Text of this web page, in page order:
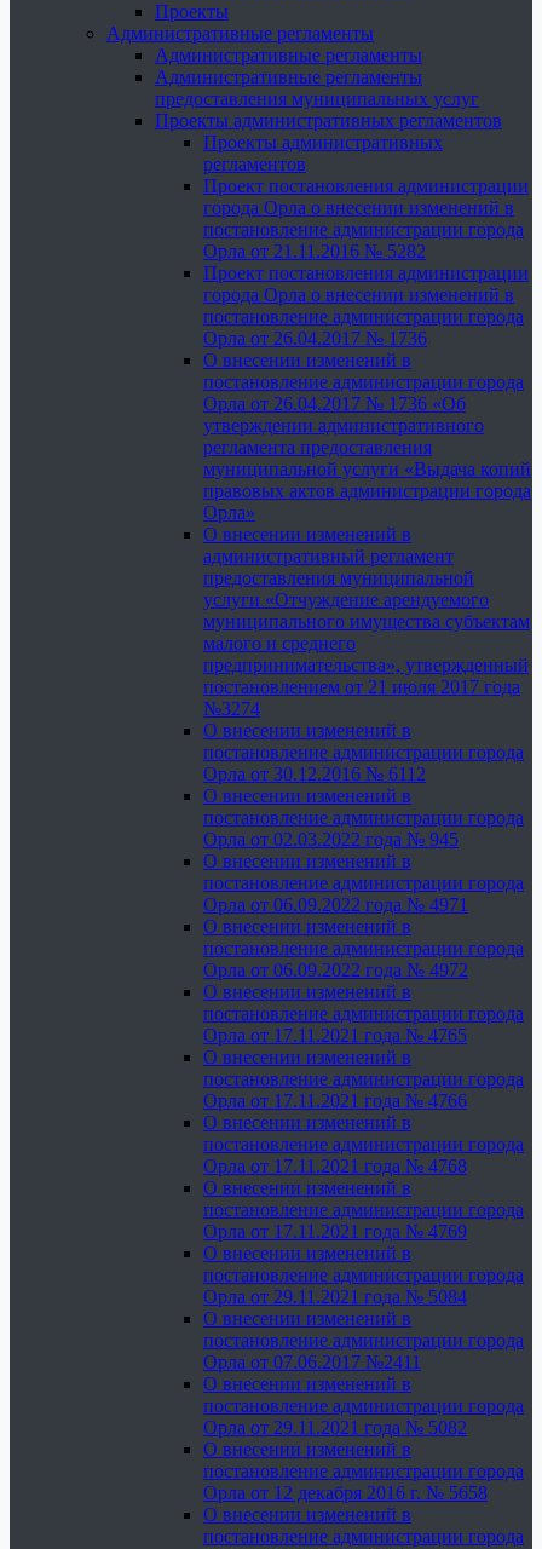
Проекты
Административные регламенты
Административные регламенты
Административные регламенты
предоставления муниципальных услуг
Проекты административных регламентов
Проекты административных
регламентов
Проект постановления администрации
города Орла о внесении изменений в
постановление администрации города
Орла от 21.11.2016 № 5282
Проект постановления администрации
города Орла о внесении изменений в
постановление администрации города
Орла от 26.04.2017 № 1736
О внесении изменений в
постановление администрации города
Орла от 26.04.2017 № 1736 «Об
утверждении административного
регламента предоставления
муниципальной услуги «Выдача копий
правовых актов администрации города
Орла»
О внесении изменений в
административный регламент
предоставления муниципальной
услуги «Отчуждение арендуемого
муниципального имущества субъектам
малого и среднего
предпринимательства», утвержденный
постановлением от 21 июля 2017 года
№3274
О внесении изменений в
постановление администрации города
Орла от 30.12.2016 № 6112
О внесении изменений в
постановление администрации города
Орла от 02.03.2022 года № 945
О внесении изменений в
постановление администрации города
Орла от 06.09.2022 года № 4971
О внесении изменений в
постановление администрации города
Орла от 06.09.2022 года № 4972
О внесении изменений в
постановление администрации города
Орла от 17.11.2021 года № 4765
О внесении изменений в
постановление администрации города
Орла от 17.11.2021 года № 4766
О внесении изменений в
постановление администрации города
Орла от 17.11.2021 года № 4768
О внесении изменений в
постановление администрации города
Орла от 17.11.2021 года № 4769
О внесении изменений в
постановление администрации города
Орла от 29.11.2021 года № 5084
О внесении изменений в
постановление администрации города
Орла от 07.06.2017 №2411
О внесении изменений в
постановление администрации города
Орла от 29.11.2021 года № 5082
О внесении изменений в
постановление администрации города
Орла от 12 декабря 2016 г. № 5658
О внесении изменений в
постановление администрации города